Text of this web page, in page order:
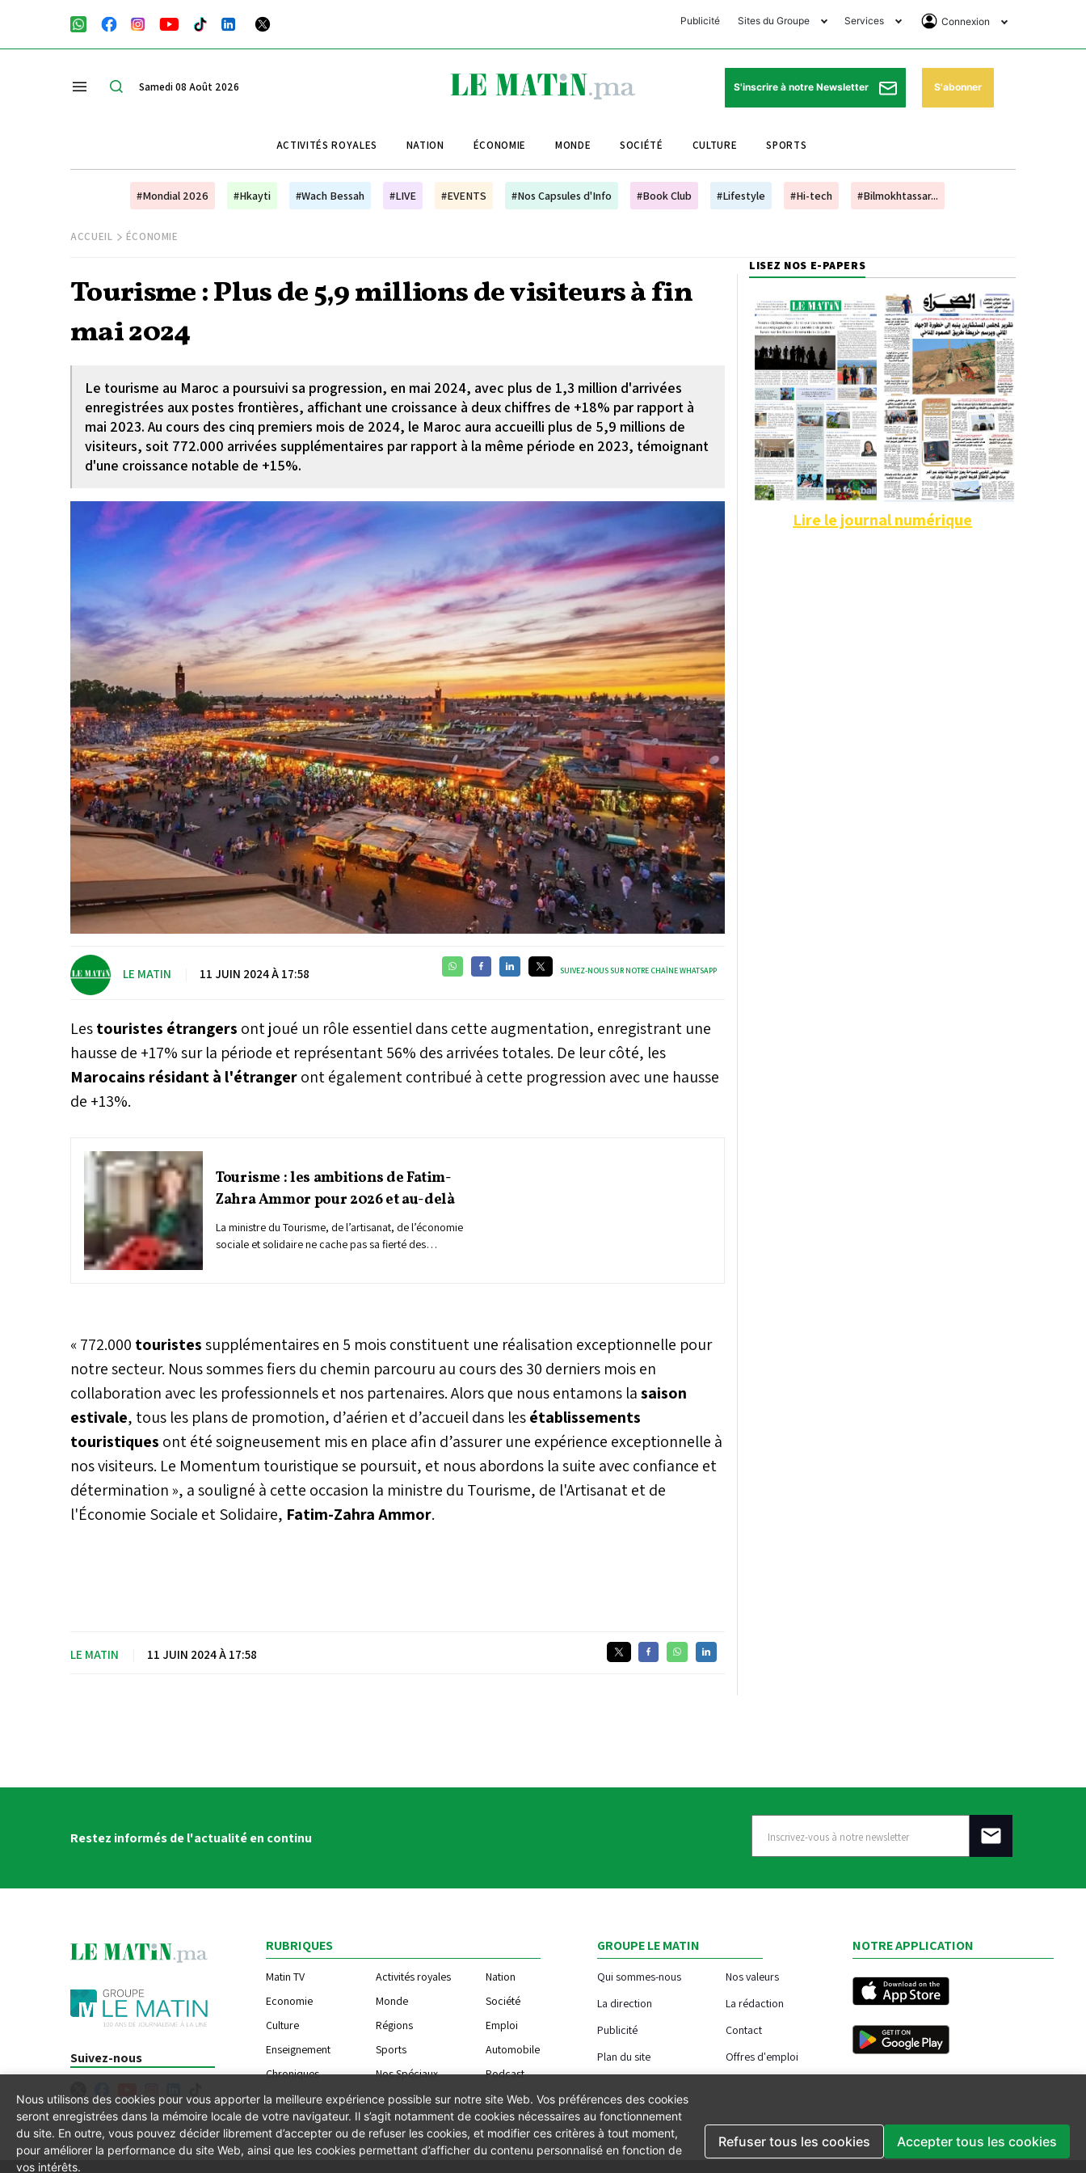
Publicité Sites du Groupe
Club Avantages
Le Matin Sports
Le Matin Store
Le Matin Annonces
Morocco Today Forum
Bookclub
Services
Horaires de prières
Pharmacies de garde
Programme TV
Cinéma
Connexion
Se Connecter
Abonnement
Samedi 08 Août 2026 S'inscrire à notre Newsletter S'abonner
ACTIVITÉS ROYALES NATION ÉCONOMIE MONDE SOCIÉTÉ CULTURE SPORTS
#Mondial 2026 #Hkayti #Wach Bessah #LIVE #EVENTS #Nos Capsules d'Info #Book Club #Lifestyle #Hi-tech #Bilmokhtassar...
ACCUEIL ÉCONOMIE
Tourisme : Plus de 5,9 millions de visiteurs à fin
mai 2024
Le tourisme au Maroc a poursuivi sa progression, en mai 2024, avec plus de 1,3 million d'arrivées
enregistrées aux postes frontières, affichant une croissance à deux chiffres de +18% par rapport à
mai 2023. Au cours des cinq premiers mois de 2024, le Maroc aura accueilli plus de 5,9 millions de
visiteurs, soit 772.000 arrivées supplémentaires par rapport à la même période en 2023, témoignant
d'une croissance notable de +15%.
LE MATIN 11 JUIN 2024 À 17:58 SUIVEZ-NOUS SUR NOTRE CHAÎNE WHATSAPP
Lestouristes étrangers ont joué un rôle essentiel dans cette augmentation, enregistrant une
hausse de +17% sur la période et représentant 56% des arrivées totales. De leur côté, les
Marocains résidant à l'étrangeront également contribué à cette progression avec une hausse
de +13%.
Tourisme : les ambitions de Fatim-
Zahra Ammor pour 2026 et au-delà
La ministre du Tourisme, de l’artisanat, de l’économie
sociale et solidaire ne cache pas sa fierté des
et affiche déjà des objectifs autrement plus ambitieux
pour le reste de son mandat à la tête de ce secteur
stratégique pour l’économie du Maroc. Attirer un
million de touristes supplémentaires chaque année
d’ici 2026, poursuivre l’accompagnement et le
d’animation touristique, diversifier l’offre
d’hébergement par une réforme réglementaire,
renforcer la desserte aérienne, signer de nouveaux
contrats d’application régionaux de la feuille de
route… autant de chantiers que le ministère semble
« 772.000 touristessupplémentaires en 5 mois constituent une réalisation exceptionnelle pour
notre secteur. Nous sommes fiers du chemin parcouru au cours des 30 derniers mois en
collaboration avec les professionnels et nos partenaires. Alors que nous entamons lasaison
estivale, tous les plans de promotion, d’aérien et d’accueil dans lesétablissements
touristiques ont été soigneusement mis en place afin d’assurer une expérience exceptionnelle à
nos visiteurs. Le Momentum touristique se poursuit, et nous abordons la suite avec confiance et
détermination », a souligné à cette occasion la ministre du Tourisme, de l'Artisanat et de
l'Économie Sociale et Solidaire, Fatim-Zahra Ammor.
LE MATIN 11 JUIN 2024 À 17:58
LISEZ NOS E-PAPERS
Lire le journal numérique
Restez informés de l'actualité en continu
Suivez-nous
RUBRIQUES
Matin TV Activités royales
Nation
Economie
Monde
Société
Culture
Régions
Emploi
Enseignement
Sports
Automobile
Chroniques
Nos Spéciaux Podcast
GROUPE LE MATIN
Qui sommes-nous
Nos valeurs
La direction
La rédaction
Publicité
Contact
Plan du site
Offres d'emploi
NOTRE APPLICATION
Nous utilisons des cookies pour vous apporter la meilleure expérience possible sur notre site Web. Vos préférences des cookies
seront enregistrées dans la mémoire locale de votre navigateur. Il s’agit notamment de cookies nécessaires au fonctionnement
du site. En outre, vous pouvez décider librement d’accepter ou de refuser les cookies, et modifier ces critères à tout moment,
pour améliorer la performance du site Web, ainsi que les cookies permettant d’afficher du contenu personnalisé en fonction de
vos intérêts.
Refuser tous les cookies Accepter tous les cookies